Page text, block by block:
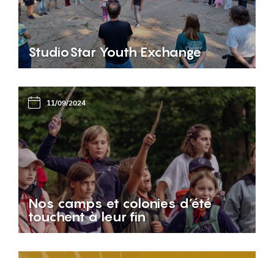
StudioStar Youth Exchange
11/09/2024
Nos camps et colonies d’été
touchent à leur fin